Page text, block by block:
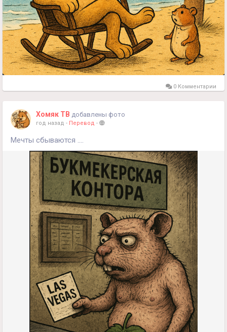
0 Комментарии
Хомяк ТВ добавлены фото
год назад - Перевод -
Мечты сбываются ....